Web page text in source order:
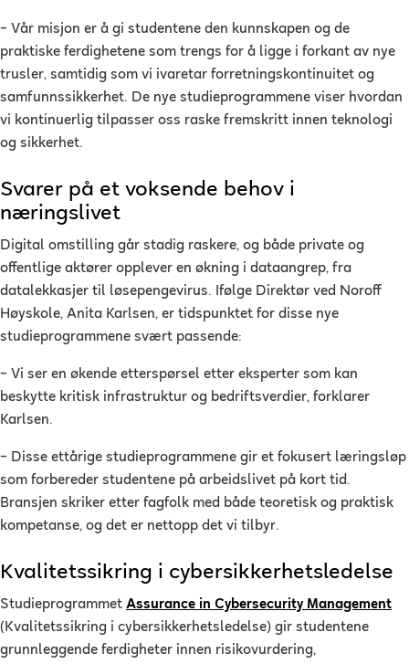
– Vår misjon er å gi studentene den kunnskapen og de
praktiske ferdighetene som trengs for å ligge i forkant av nye
trusler, samtidig som vi ivaretar forretningskontinuitet og
samfunnssikkerhet. De nye studieprogrammene viser hvordan
vi kontinuerlig tilpasser oss raske fremskritt innen teknologi
og sikkerhet.
Svarer på et voksende behov i
næringslivet
Digital omstilling går stadig raskere, og både private og
offentlige aktører opplever en økning i dataangrep, fra
datalekkasjer til løsepengevirus. Ifølge Direktør ved Noroff
Høyskole, Anita Karlsen, er tidspunktet for disse nye
studieprogrammene svært passende:
– Vi ser en økende etterspørsel etter eksperter som kan
beskytte kritisk infrastruktur og bedriftsverdier, forklarer
Karlsen.
– Disse ettårige studieprogrammene gir et fokusert læringsløp
som forbereder studentene på arbeidslivet på kort tid.
Bransjen skriker etter fagfolk med både teoretisk og praktisk
kompetanse, og det er nettopp det vi tilbyr.
Kvalitetssikring i cybersikkerhetsledelse
Studieprogrammet Assurance in Cybersecurity Management
(Kvalitetssikring i cybersikkerhetsledelse) gir studentene
grunnleggende ferdigheter innen risikovurdering,